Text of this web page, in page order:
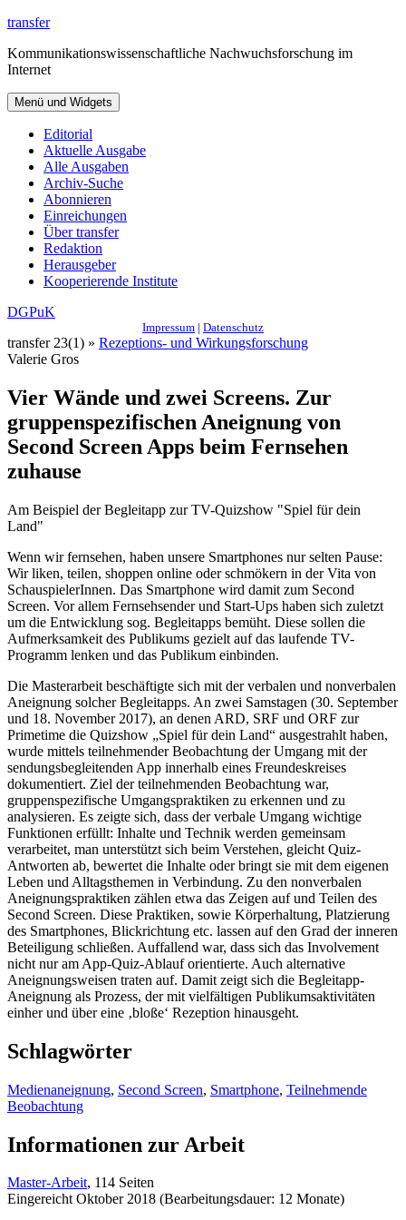
Zum
springen
transfer
Kommunikationswissenschaftliche Nachwuchsforschung im
Internet
Menü und Widgets
Editorial
Aktuelle Ausgabe
Alle Ausgaben
Archiv-Suche
Abonnieren
Einreichungen
Über transfer
Redaktion
Herausgeber
Kooperierende Institute
DGPuK
Impressum | Datenschutz
transfer 23(1) » Rezeptions- und Wirkungsforschung
Valerie Gros
Vier Wände und zwei Screens. Zur
gruppenspezifischen Aneignung von
Second Screen Apps beim Fernsehen
zuhause
Am Beispiel der Begleitapp zur TV-Quizshow "Spiel für dein
Land"
Wenn wir fernsehen, haben unsere Smartphones nur selten Pause:
Wir liken, teilen, shoppen online oder schmökern in der Vita von
SchauspielerInnen. Das Smartphone wird damit zum Second
Screen. Vor allem Fernsehsender und Start-Ups haben sich zuletzt
um die Entwicklung sog. Begleitapps bemüht. Diese sollen die
Aufmerksamkeit des Publikums gezielt auf das laufende TV-
Programm lenken und das Publikum einbinden.
Die Masterarbeit beschäftigte sich mit der verbalen und nonverbalen
Aneignung solcher Begleitapps. An zwei Samstagen (30. September
und 18. November 2017), an denen ARD, SRF und ORF zur
Primetime die Quizshow „Spiel für dein Land“ ausgestrahlt haben,
wurde mittels teilnehmender Beobachtung der Umgang mit der
sendungsbegleitenden App innerhalb eines Freundeskreises
dokumentiert. Ziel der teilnehmenden Beobachtung war,
gruppenspezifische Umgangspraktiken zu erkennen und zu
analysieren. Es zeigte sich, dass der verbale Umgang wichtige
Funktionen erfüllt: Inhalte und Technik werden gemeinsam
verarbeitet, man unterstützt sich beim Verstehen, gleicht Quiz-
Antworten ab, bewertet die Inhalte oder bringt sie mit dem eigenen
Leben und Alltagsthemen in Verbindung. Zu den nonverbalen
Aneignungspraktiken zählen etwa das Zeigen auf und Teilen des
Second Screen. Diese Praktiken, sowie Körperhaltung, Platzierung
des Smartphones, Blickrichtung etc. lassen auf den Grad der inneren
Beteiligung schließen. Auffallend war, dass sich das Involvement
nicht nur am App-Quiz-Ablauf orientierte. Auch alternative
Aneignungsweisen traten auf. Damit zeigt sich die Begleitapp-
Aneignung als Prozess, der mit vielfältigen Publikumsaktivitäten
einher und über eine ‚bloße‘ Rezeption hinausgeht.
Schlagwörter
Medienaneignung, Second Screen, Smartphone, Teilnehmende
Beobachtung
Informationen zur Arbeit
Master-Arbeit, 114 Seiten
Eingereicht Oktober 2018 (Bearbeitungsdauer: 12 Monate)